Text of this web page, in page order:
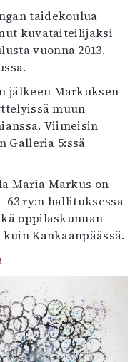
taidekoulua
kuvataiteilijaksi
vuonna 2013.
jälkeen Markuksen
muun
Viimeisin
Galleria 5:ssä
Maria Markus on
ry:n hallituksessa
oppilaskunnan
Kankaanpäässä.